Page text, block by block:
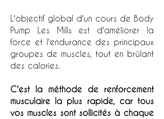
L'objectif global d'un cours de Body
Pump Les Mills est d'améliorer la
force et l'endurance des principaux
groupes de muscles, tout en brûlant
des calories.
C'est la méthode de renforcement
musculaire la plus rapide, car tous
vos muscles sont sollicités à chaque